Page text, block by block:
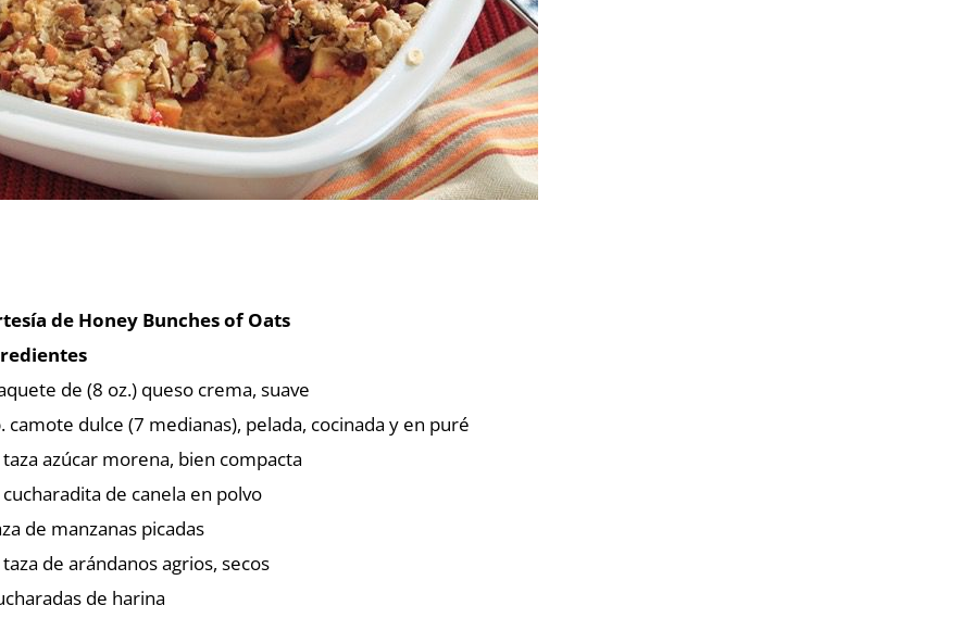
de Honey Bunches of Oats
de (8 oz.) queso crema, suave
camote dulce (7 medianas), pelada, cocinada y en puré
azúcar morena, bien compacta
de canela en polvo
de manzanas picadas
de arándanos agrios, secos
de harina